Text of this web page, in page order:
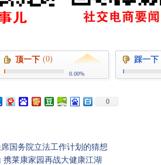
顶一下 (0)
0.00%
踩一下
0
国务院立法工作计划的猜想
携莱康家园再战大健康江湖